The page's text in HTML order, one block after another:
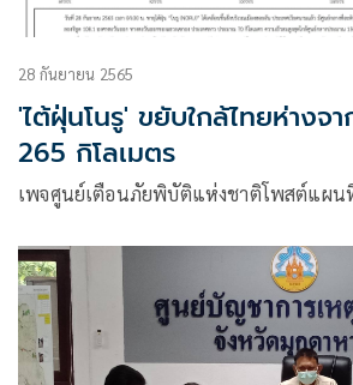
28 กันยายน 2565
'ไต้ฝุ่นโนรู' ขยับใกล้ไทยห่างจ
265 กิโลเมตร
เพจศูนย์เตือนภัยพิบัติแห่งชาติโพสต์แผน